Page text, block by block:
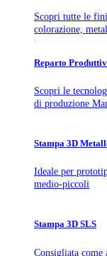
Scopri tutte le
colorazione,
Reparto
Scopri le
di produzione
Stampa 3D
Ideale per
medio-piccoli
Stampa 3D SLS
Consigliata come